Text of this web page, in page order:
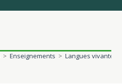
> Enseignements > Langues vivantes